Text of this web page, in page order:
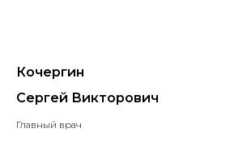
Кочергин
Сергей Викторович
Главный врач